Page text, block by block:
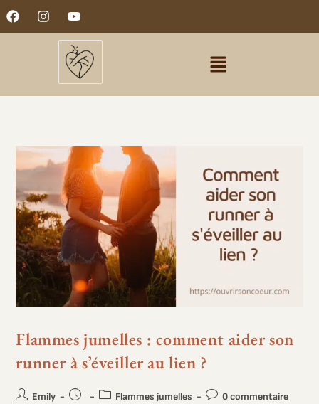
Flammes jumelles : comment aider son
runner à s’éveiller au lien ?
Emily Flammes jumelles 0 commentaire